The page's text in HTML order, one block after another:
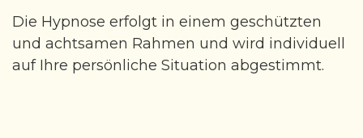
Die Hypnose erfolgt in einem geschützten
und achtsamen Rahmen und wird individuell
auf Ihre persönliche Situation abgestimmt.